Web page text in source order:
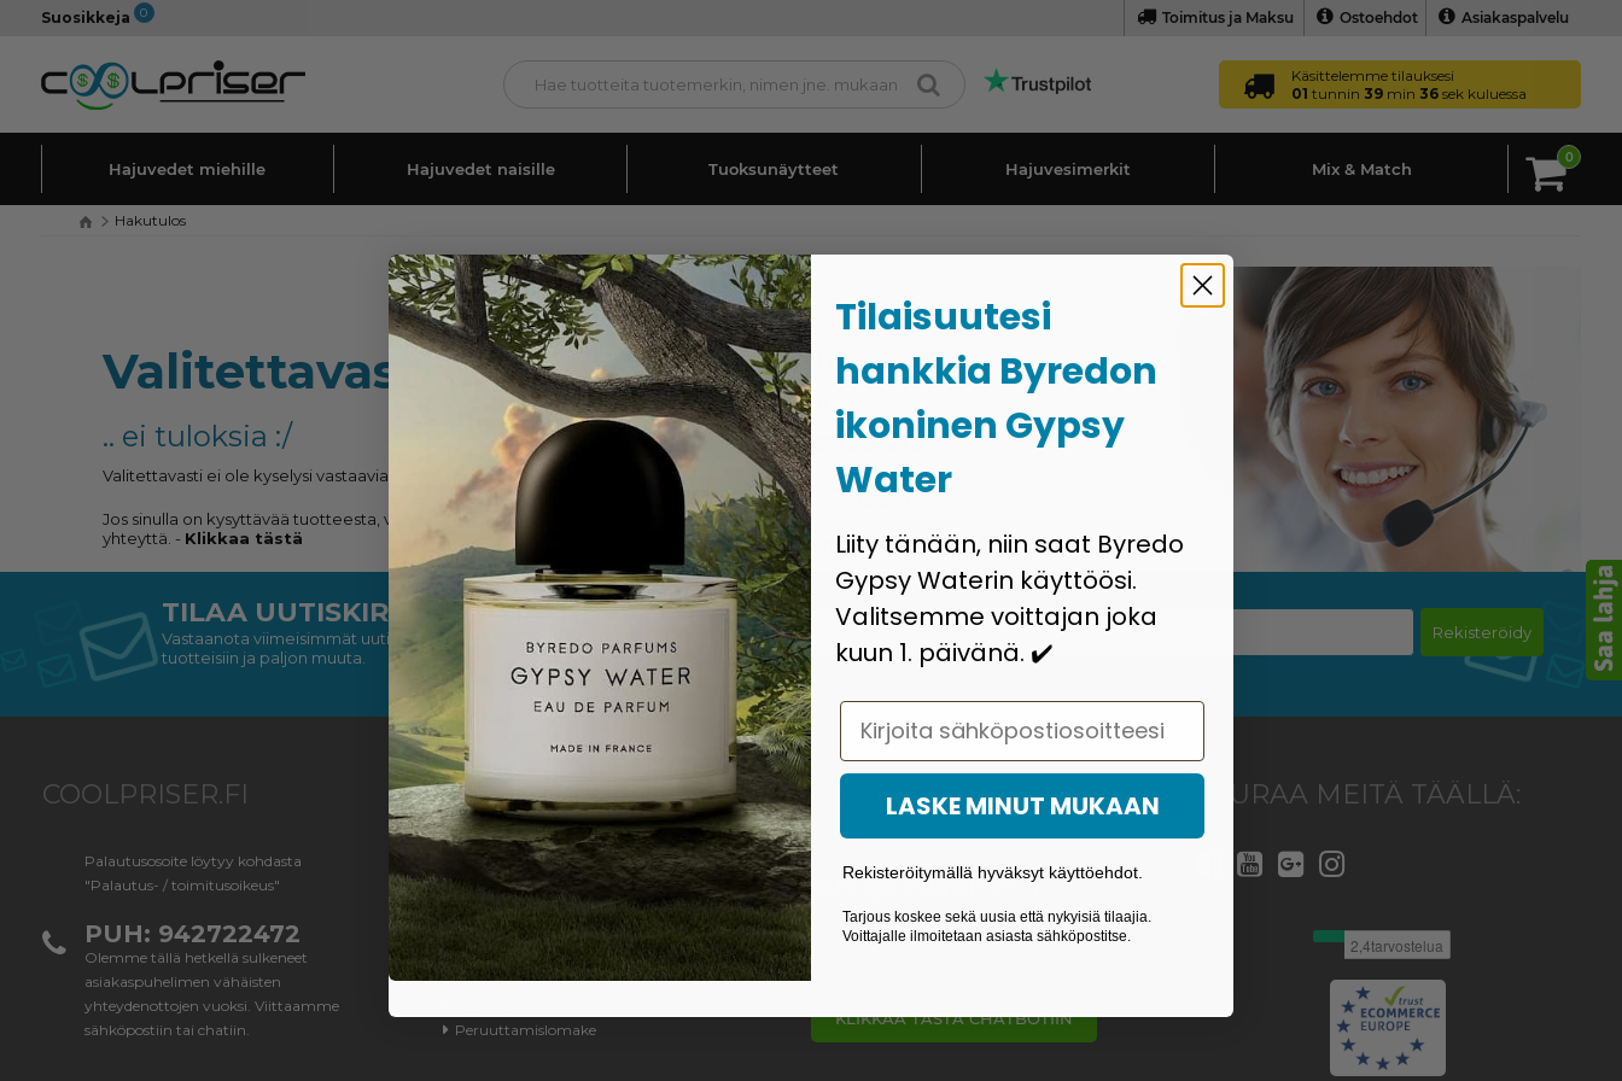
Suosikkeja 0 Toimitus ja Maksu Ostoehdot Asiakaspalvelu
Käsittelemme tilauksesi
01 tunnin 39 min 35sek kuluessa
Hajuvedet miehille Hajuvedet naisille Tuoksunäytteet Hajuvesimerkit Mix & Match
0
Hakutulos
Valitettavasti ...
.. ei tuloksia :/
Valitettavasti ei ole kyselysi vastaavia tuotteita.
Jos sinulla on kysyttävää tuotteesta, voit aina ottaa meihin
yhteyttä. - Klikkaa tästä
Ota meihin yhteyttä
info@coolpriser.fi
(+358)942722472
Maanantai - perjantai 11:00 - 13:00
Lauantai - sunnuntai - SULJETTU
E-mail: Maanantai - perjantai 14.00 - 21.00
TILAA UUTISKIRJEEMME
Vastaanota viimeisimmät uutiset tarjouksista ja myynnistä kilpailuihin, uusiin
tuotteisiin ja paljon muuta.
Rekisteröidy
COOLPRISER.FI
Palautusosoite löytyy kohdasta
"Palautus- / toimitusoikeus"
PUH: 942722472
Olemme tällä hetkellä sulkeneet
asiakaspuhelimen vähäisten
yhteydenottojen vuoksi. Viittaamme
sähköpostiin tai chatiin.
TIETOA
Kauppaehdot
Ota meihin yhteyttä
Asiakaspalvelu
Palautus- / toimitusoikeus
Meistä
Tilauksen tila
Peruuttamislomake
ASIAKASPALVELU
info@coolpriser.fi
Sähköposteihin vastataan arkipäivisin 48
tunnin kuluessa.
KLIKKAA TÄSTÄ CHATBOTIIN
SEURAA MEITÄ TÄÄLLÄ:
Tilaisuutesi
hankkia Byredon
ikoninen Gypsy
Water
Liity tänään, niin saat Byredo
Gypsy Waterin käyttöösi.
Valitsemme voittajan joka
kuun 1. päivänä. ✔️
Email
LASKE MINUT MUKAAN
Rekisteröitymällä hyväksyt käyttöehdot.
Tarjous koskee sekä uusia että nykyisiä tilaajia.
Voittajalle ilmoitetaan asiasta sähköpostitse.